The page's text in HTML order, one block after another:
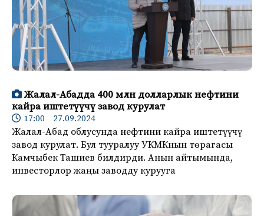
Жалал-Абадда 400 млн долларлык нефтини
кайра иштетүүчү завод курулат
17:00 27.09.2024
Жалал-Абад облусунда нефтини кайра иштетүүчү
завод курулат. Бул тууралуу УКМКнын төрагасы
Камчыбек Ташиев билдирди. Анын айтымында,
инвесторлор жаңы заводду курууга